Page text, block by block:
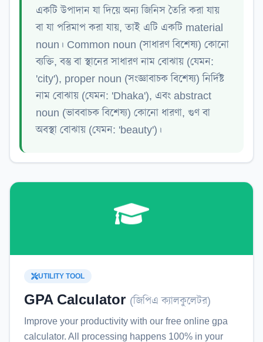
একটি উপাদান যা দিয়ে অন্য জিনিস তৈরি করা যায়
বা যা পরিমাপ করা যায়, তাই এটি একটি material
noun। Common noun (সাধারণ বিশেষ্য) কোনো
ব্যক্তি, বস্তু বা স্থানের সাধারণ নাম বোঝায় (যেমন:
'city'), proper noun (সংজ্ঞাবাচক বিশেষ্য) নির্দিষ্ট
নাম বোঝায় (যেমন: 'Dhaka'), এবং abstract
noun (ভাববাচক বিশেষ্য) কোনো ধারণা, গুণ বা
অবস্থা বোঝায় (যেমন: 'beauty')।
UTILITY TOOL
GPA Calculator (জিপিএ ক্যালকুলেটর)
Improve your productivity with our free online gpa
calculator. All processing happens 100% in your